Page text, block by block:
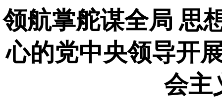
领航掌舵谋全局 思
心的党中央领导开
会主